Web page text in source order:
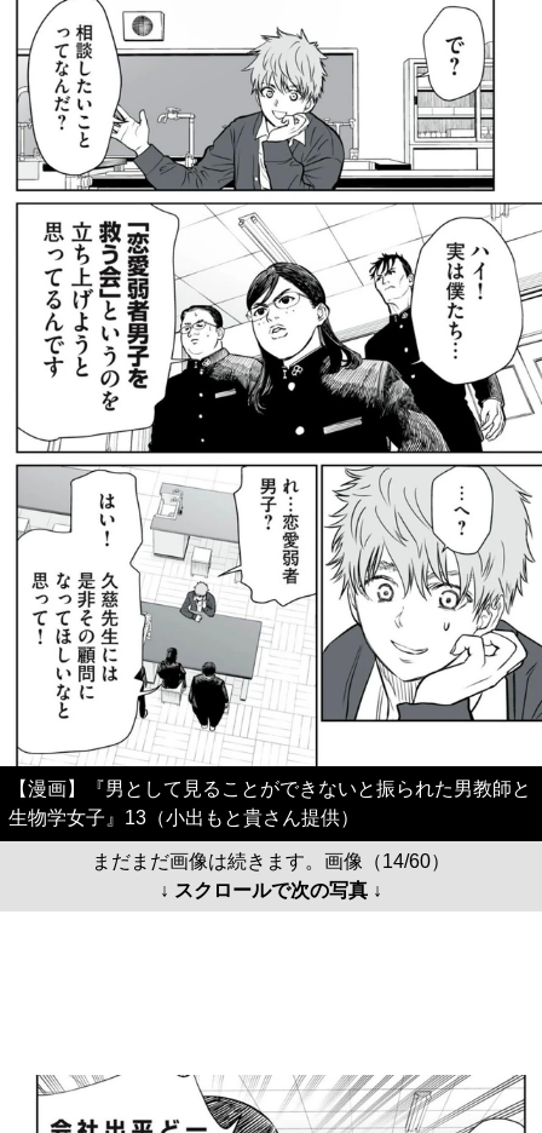
【漫画】『男として見ることができないと振られた男教師と
生物学女子』13（小出もと貴さん提供）
まだまだ画像は続きます。画像（14/60）
↓ スクロールで次の写真 ↓